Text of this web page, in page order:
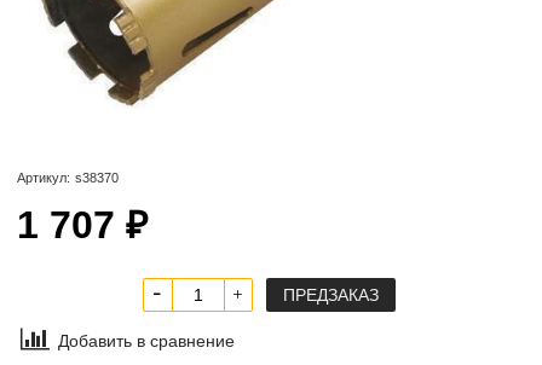
Артикул: s38370
1 707 ₽
ПРЕДЗАКАЗ
Добавить в сравнение